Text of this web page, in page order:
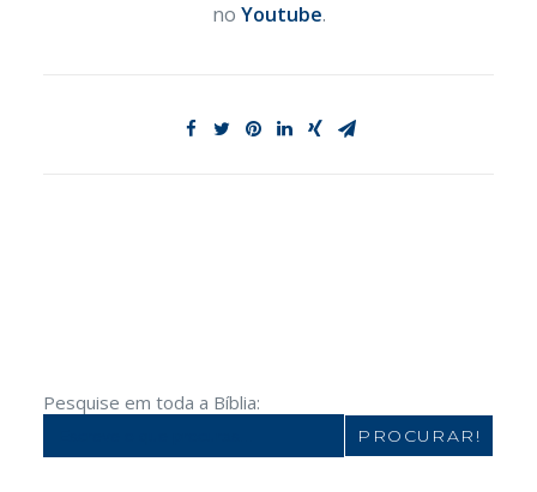
no Youtube.
Pesquise em toda a Bíblia: